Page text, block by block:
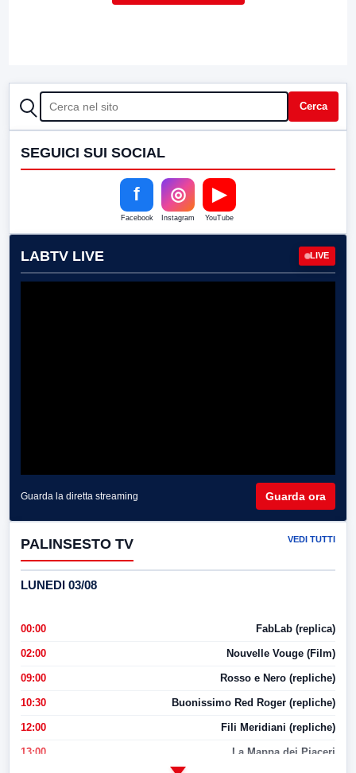
CERCA Cerca
SEGUICI SUI SOCIAL
f
Facebook
◎
Instagram
▶
YouTube
LABTV LIVE LIVE
Guarda la diretta streaming Guarda ora
PALINSESTO TV VEDI TUTTI
LUNEDI 03/08
00:00 FabLab (replica)
02:00 Nouvelle Vouge (Film)
09:00 Rosso e Nero (repliche)
10:30 Buonissimo Red Roger (repliche)
12:00 Fili Meridiani (repliche)
13:00 La Mappa dei Piaceri